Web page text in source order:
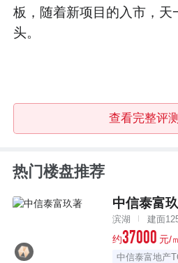
板，随着新项目的入市，天
头。
查看完整评
热门楼盘推荐
中信泰富
滨湖 建面
约37000 元/
中信泰富地产